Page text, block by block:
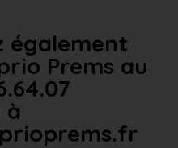
également
Prems au
à